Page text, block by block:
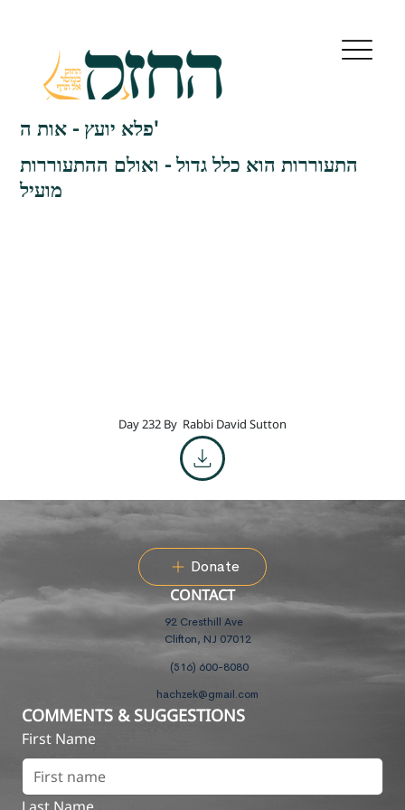
פלא יועץ - אות ה'
התעוררות הוא כלל גדול - ואולם ההתעוררות
מועיל
Day 232 By Rabbi David Sutton
Donate
CONTACT
92 Cresthill Ave
Clifton, NJ 07012
(516) 600-8080
hachzek@gmail.com
COMMENTS & SUGGESTIONS
First Name